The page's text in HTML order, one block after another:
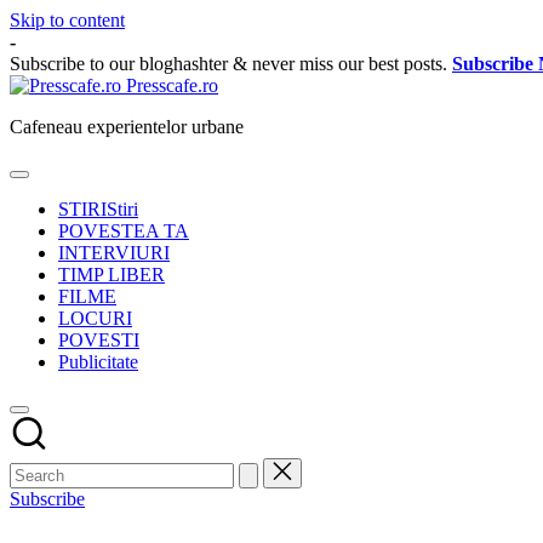
Skip to content
-
Subscribe to our bloghashter & never miss our best posts. Subscribe
Presscafe.ro
Cafeneau experientelor urbane
STIRIStiri
POVESTEA TA
INTERVIURI
TIMP LIBER
FILME
LOCURI
POVESTI
Publicitate
Subscribe